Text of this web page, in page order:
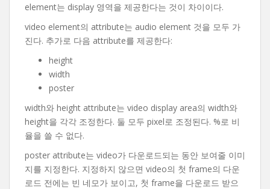
element는 display 영역을 제공한다는 것이 차이이다.
video element의 attribute는 audio element 것을 모두 가
진다. 추가로 다음 attribute를 제공한다:
height
width
poster
width와 height attribute는 video display area의 width와
height을 각각 조정한다. 둘 모두 pixel로 조정된다. %로 비
율을 쓸 수 없다.
poster attribute는 video가 다운로드되는 동안 보여줄 이미
지를 지정한다. 지정하지 않으면 video의 첫 frame의 다운
로드 전에는 빈 네모가 보이고, 첫 frame을 다운로드 받으